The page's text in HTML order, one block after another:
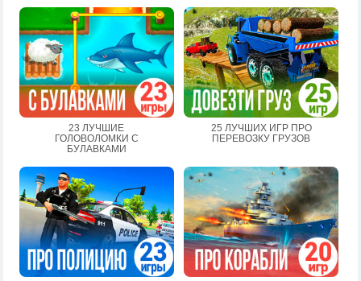
23 ЛУЧШИЕ
ГОЛОВОЛОМКИ С
БУЛАВКАМИ
25 ЛУЧШИХ ИГР ПРО
ПЕРЕВОЗКУ ГРУЗОВ